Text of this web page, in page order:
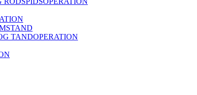
TANDOPERATION